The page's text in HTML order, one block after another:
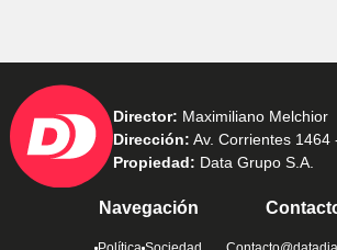
Director: Maximiliano Melchior
Dirección: Av. Corrientes 1464
Propiedad: Data Grupo S.A.
Navegación